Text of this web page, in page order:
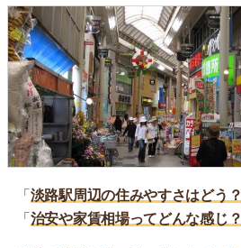
「 淡路駅周辺の住みやすさはどう？
「 治安や家賃相場ってどんな感じ？